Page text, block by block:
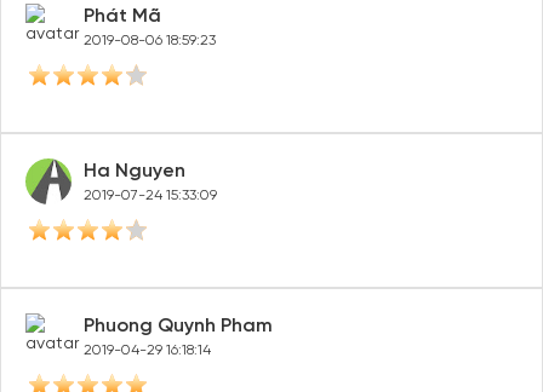
Phát Mã
2019-08-06 18:59:23
Ha Nguyen
2019-07-24 15:33:09
Phuong Quynh Pham
2019-04-29 16:18:14